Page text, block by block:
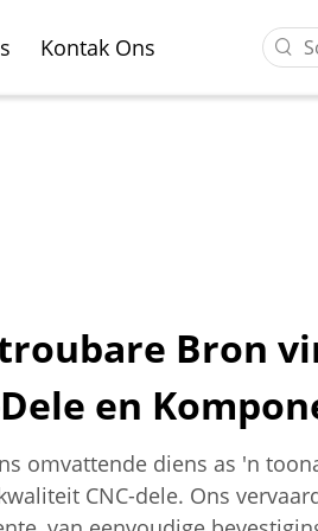
Freesnede
Vervaardiging
Kontak Ons
Bron
Dele en
omvattende diens as 'n
CNC-dele. Ons